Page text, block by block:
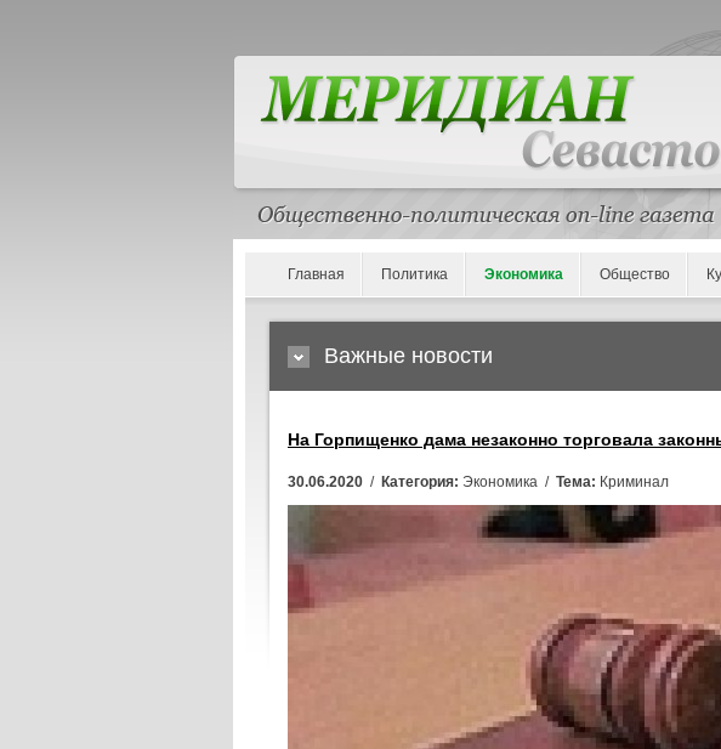
Главная Политика Экономика Общество
Важные новости
На Горпищенко дама незаконно торговала
30.06.2020 / Категория: Экономика / Тема: Криминал